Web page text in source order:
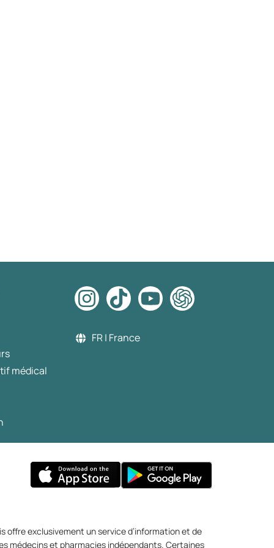
médical
FR | France
offre exclusivement un service d’information et de
médecins et pharmacies indépendants. Certaines